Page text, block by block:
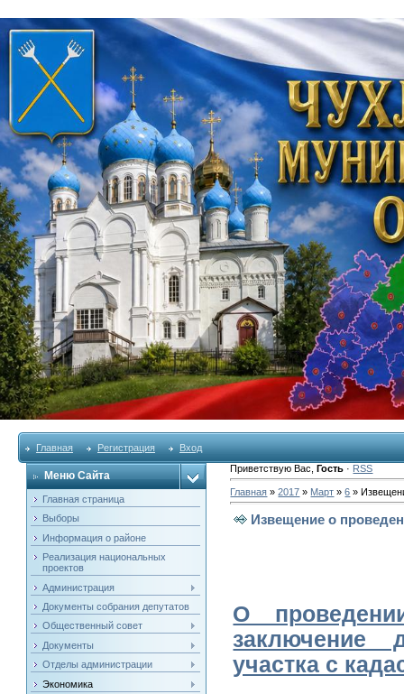
Главная Регистрация Вход
Меню Сайта
Главная страница
Выборы
Информация о районе
Реализация национальных
проектов
Администрация
Документы собрания депутатов
Общественный совет
Документы
Отделы администрации
Экономика
Приветствую Вас ,Гость · RSS
Главная »2017 » Март » 6 »
Извещение о
О
заключение
участка с